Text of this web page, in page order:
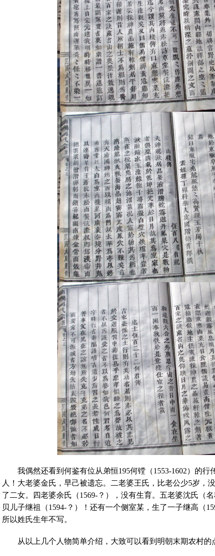
我偶然还看到何鉴有位从弟恒195何镗（1553-1602）的
人！大老婆金氏，早己被遗忘。二老婆王氏，比老公少5岁，
了二女。四老婆余氏（1569-？），没有生育。五老婆沈氏（
贝儿子继祖（1594-？）！还有一个侧室某，生了一子继高（
所以姓氏生年不写。
从以上几个人物简单介绍，大致可以看到明朝末期农村的